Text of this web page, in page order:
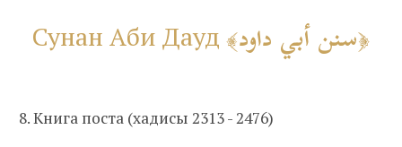
Сунан Аби Дауд سنن أبي داود
8. Книга поста (хадисы 2313 - 2476)